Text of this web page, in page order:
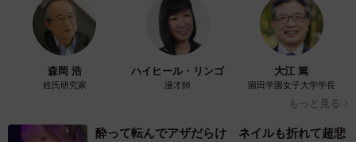
森岡 浩
姓氏研究家
ハイヒール・リンゴ
漫才師
大江 篤
園田学園女子大学学長
もっと見る
酔って転んでアザだらけ ネイルも折れて超悲